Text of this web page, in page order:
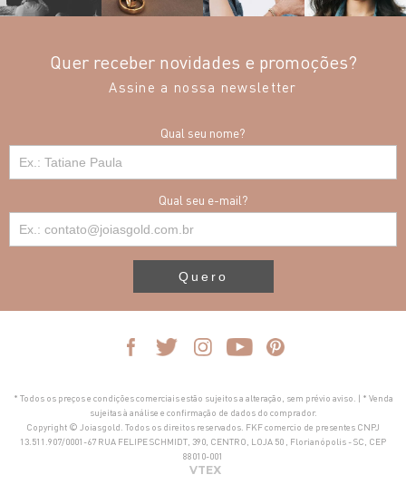
Quer receber novidades e promoções?
Assine a nossa newsletter
Qual seu nome?
Qual seu e-mail?
Quero
* Todos os preços e condições comerciais estão sujeitos a alteração, sem prévio aviso. | * Venda
sujeitas à análise e confirmação de dados do comprador.
Copyright © Joiasgold. Todos os direitos reservados. FKF comercio de presentes CNPJ
13.511.907/0001-67 RUA FELIPE SCHMIDT, 390, CENTRO, LOJA 50 , Florianópolis - SC, CEP
88010-001
VTEX